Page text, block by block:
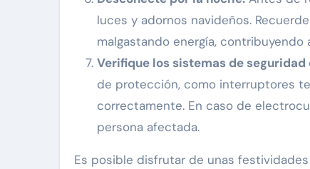
luces y adornos navideños.
malgastando energía, contribuyendo
Verifique los sistemas de
de protección, como interruptores
correctamente. En caso de
persona afectada.
Es posible disfrutar de unas